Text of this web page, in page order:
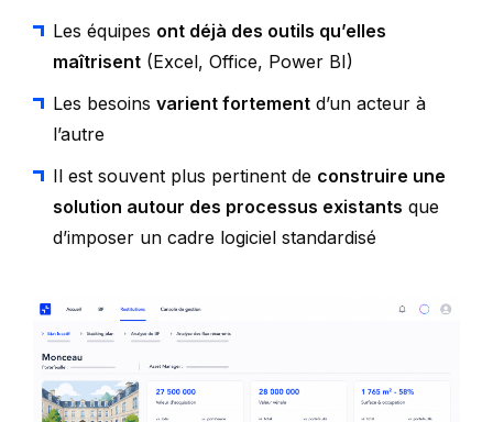
Les équipes ont déjà des outils qu’elles
maîtrisent (Excel, Office, Power BI)
Les besoins varient fortement d’un acteur à
l’autre
Il est souvent plus pertinent de construire une
solution autour des processus existants que
d’imposer un cadre logiciel standardisé